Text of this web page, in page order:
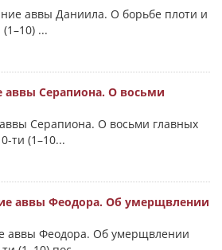
аввы Даниила. О борьбе плоти и
...
аввы Серапиона. О восьми
Серапиона. О восьми главных
ти (1–10...
аввы Феодора. Об умерщвлении
аввы Феодора. Об умерщвлении